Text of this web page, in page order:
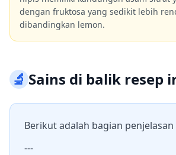
dengan fruktosa yang sedikit lebih
dibandingkan lemon.
🔬Sains di balik resep
Berikut adalah bagian
---